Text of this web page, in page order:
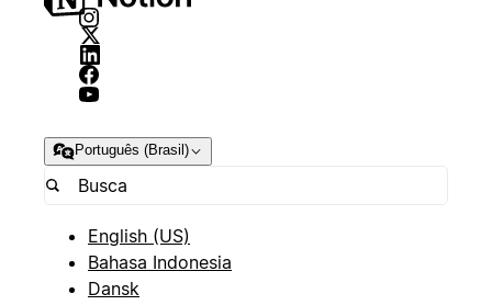
Português (Brasil)
English (US)
Bahasa Indonesia
Dansk